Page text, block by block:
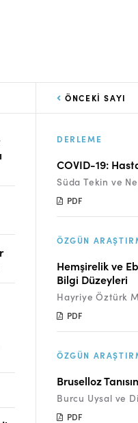
ÖNCEKI SAYI
DERLEME
COVID-19:
Süda Tekin ve
PDF
ÖZGÜN
Hemşirelik ve
Bilgi Düzeyleri
Hayriye Öztürk
PDF
ÖZGÜN
Bruselloz
Burcu Uysal ve
PDF